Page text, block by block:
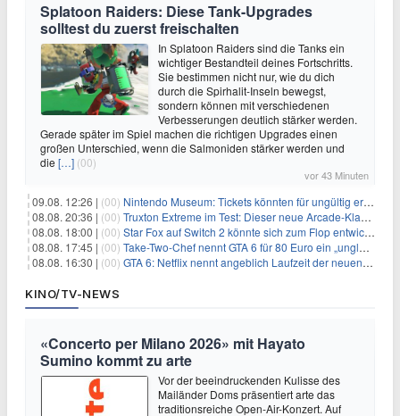
Splatoon Raiders: Diese Tank-Upgrades
solltest du zuerst freischalten
In Splatoon Raiders sind die Tanks ein
wichtiger Bestandteil deines Fortschritts.
Sie bestimmen nicht nur, wie du dich
durch die Spirhalit-Inseln bewegst,
sondern können mit verschiedenen
Verbesserungen deutlich stärker werden.
Gerade später im Spiel machen die richtigen Upgrades einen
großen Unterschied, wenn die Salmoniden stärker werden und
die […] (00)
vor 43 Minuten
09.08. 12:26 | (00) Nintendo Museum: Tickets könnten für ungültig erklärt werden!
08.08. 20:36 | (00) Truxton Extreme im Test: Dieser neue Arcade-Klassiker verzeiht dir gar nichts
08.08. 18:00 | (00) Star Fox auf Switch 2 könnte sich zum Flop entwickeln
08.08. 17:45 | (00) Take-Two-Chef nennt GTA 6 für 80 Euro ein „unglaubliches Schnäppchen“
08.08. 16:30 | (00) GTA 6: Netflix nennt angeblich Laufzeit der neuen Gameplay-Präsentation
KINO/TV-NEWS
«Concerto per Milano 2026» mit Hayato
Sumino kommt zu arte
Vor der beeindruckenden Kulisse des
Mailänder Doms präsentiert arte das
traditionsreiche Open-Air-Konzert. Auf